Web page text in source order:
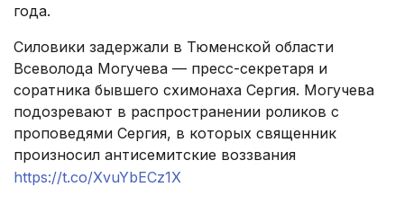
года.
Силовики задержали в Тюменской области
Всеволода Могучева — пресс-секретаря и
соратника бывшего схимонаха Сергия. Могучева
подозревают в распространении роликов с
проповедями Сергия, в которых священник
произносил антисемитские воззвания
https://t.co/XvuYbECz1X